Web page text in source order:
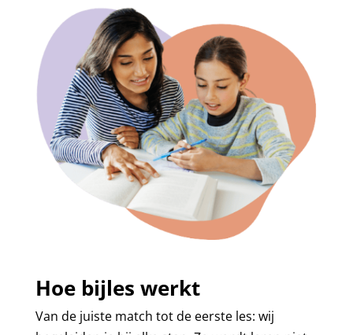
Hoe bijles werkt
Van de juiste match tot de eerste les: wij